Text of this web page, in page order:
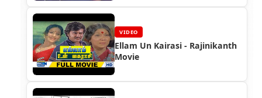
VIDEO
Ellam Un Kairasi - Rajinikanth
Movie